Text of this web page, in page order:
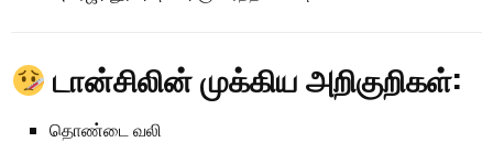
டான்சிலின் முக்கிய அறிகுறிகள்:
தொண்டை வலி